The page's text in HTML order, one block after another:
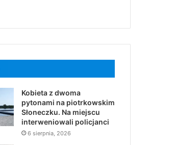
Kobieta z dwoma
pytonami na piotrkowskim
Słoneczku. Na miejscu
interweniowali policjanci
6 sierpnia, 2026